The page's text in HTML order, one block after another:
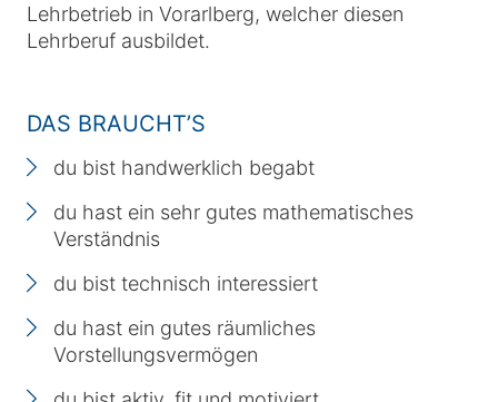
Lehrbetrieb in Vorarlberg, welcher diesen
Lehrberuf ausbildet.
DAS BRAUCHT’S
du bist handwerklich begabt
du hast ein sehr gutes mathematisches
Verständnis
du bist technisch interessiert
du hast ein gutes räumliches
Vorstellungsvermögen